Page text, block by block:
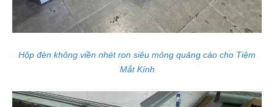
Hộp đèn không viền nhét ron siêu mỏng quảng cáo cho Tiệm
Mắt Kính